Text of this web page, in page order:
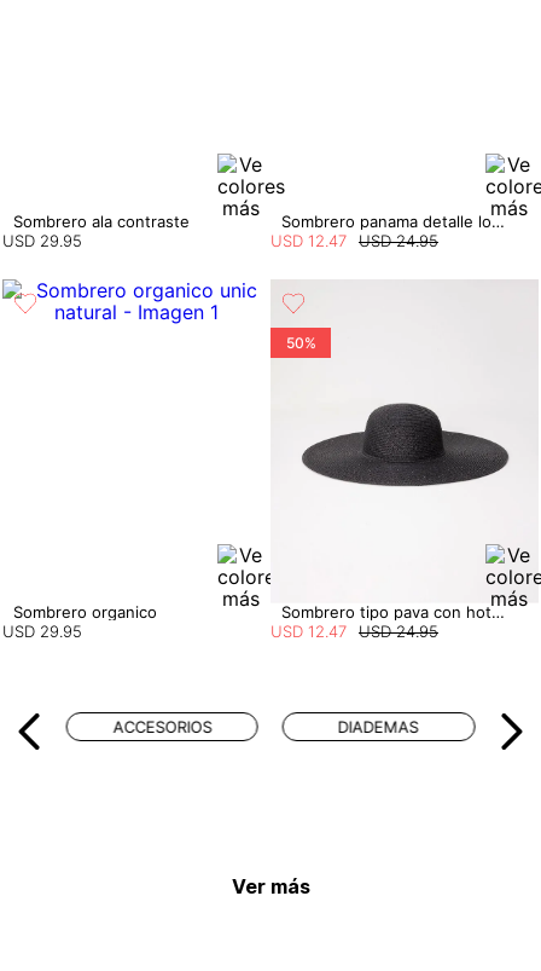
Sombrero ala contraste
USD 29.95
Sombrero panama detalle logo
USD 24.95
USD 12 47
Sombrero organico
USD 29.95
50%
Sombrero tipo pava con hotfix
USD 24.95
USD 12.47
ACCESORIOS DIADEMAS
Ver más